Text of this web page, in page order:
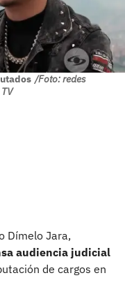
/Foto: redes
Dímelo Jara,
audiencia judicial
de cargos en